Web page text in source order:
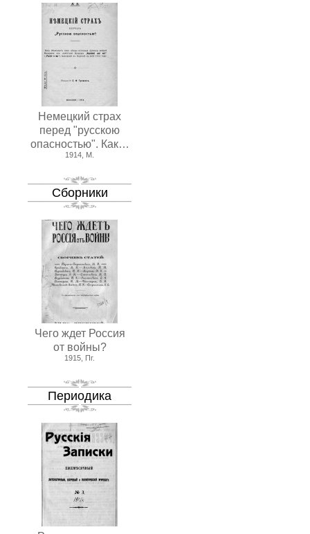
Немецкий страх
перед "русскою
опасностью". Как…
1914, М.
Сборники
Чего ждет Россия
от войны?
1915, Пг.
Периодика